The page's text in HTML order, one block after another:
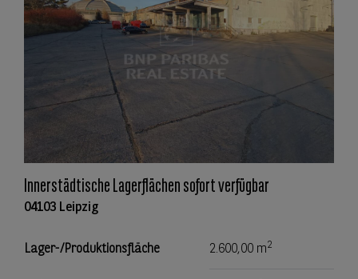
Innerstädtische Lagerflächen sofort verfügbar
04103 Leipzig
Lager-/Produktionsfläche 2.600,00 m2